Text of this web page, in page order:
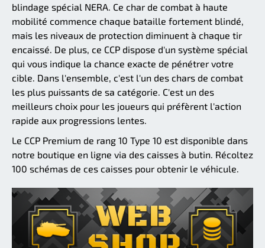
blindage spécial NERA. Ce char de combat à haute
mobilité commence chaque bataille fortement blindé,
mais les niveaux de protection diminuent à chaque tir
encaissé. De plus, ce CCP dispose d'un système spécial
qui vous indique la chance exacte de pénétrer votre
cible. Dans l'ensemble, c'est l'un des chars de combat
les plus puissants de sa catégorie. C'est un des
meilleurs choix pour les joueurs qui préfèrent l'action
rapide aux progressions lentes.
Le CCP Premium de rang 10 Type 10 est disponible dans
notre boutique en ligne via des caisses à butin. Récoltez
100 schémas de ces caisses pour obtenir le véhicule.